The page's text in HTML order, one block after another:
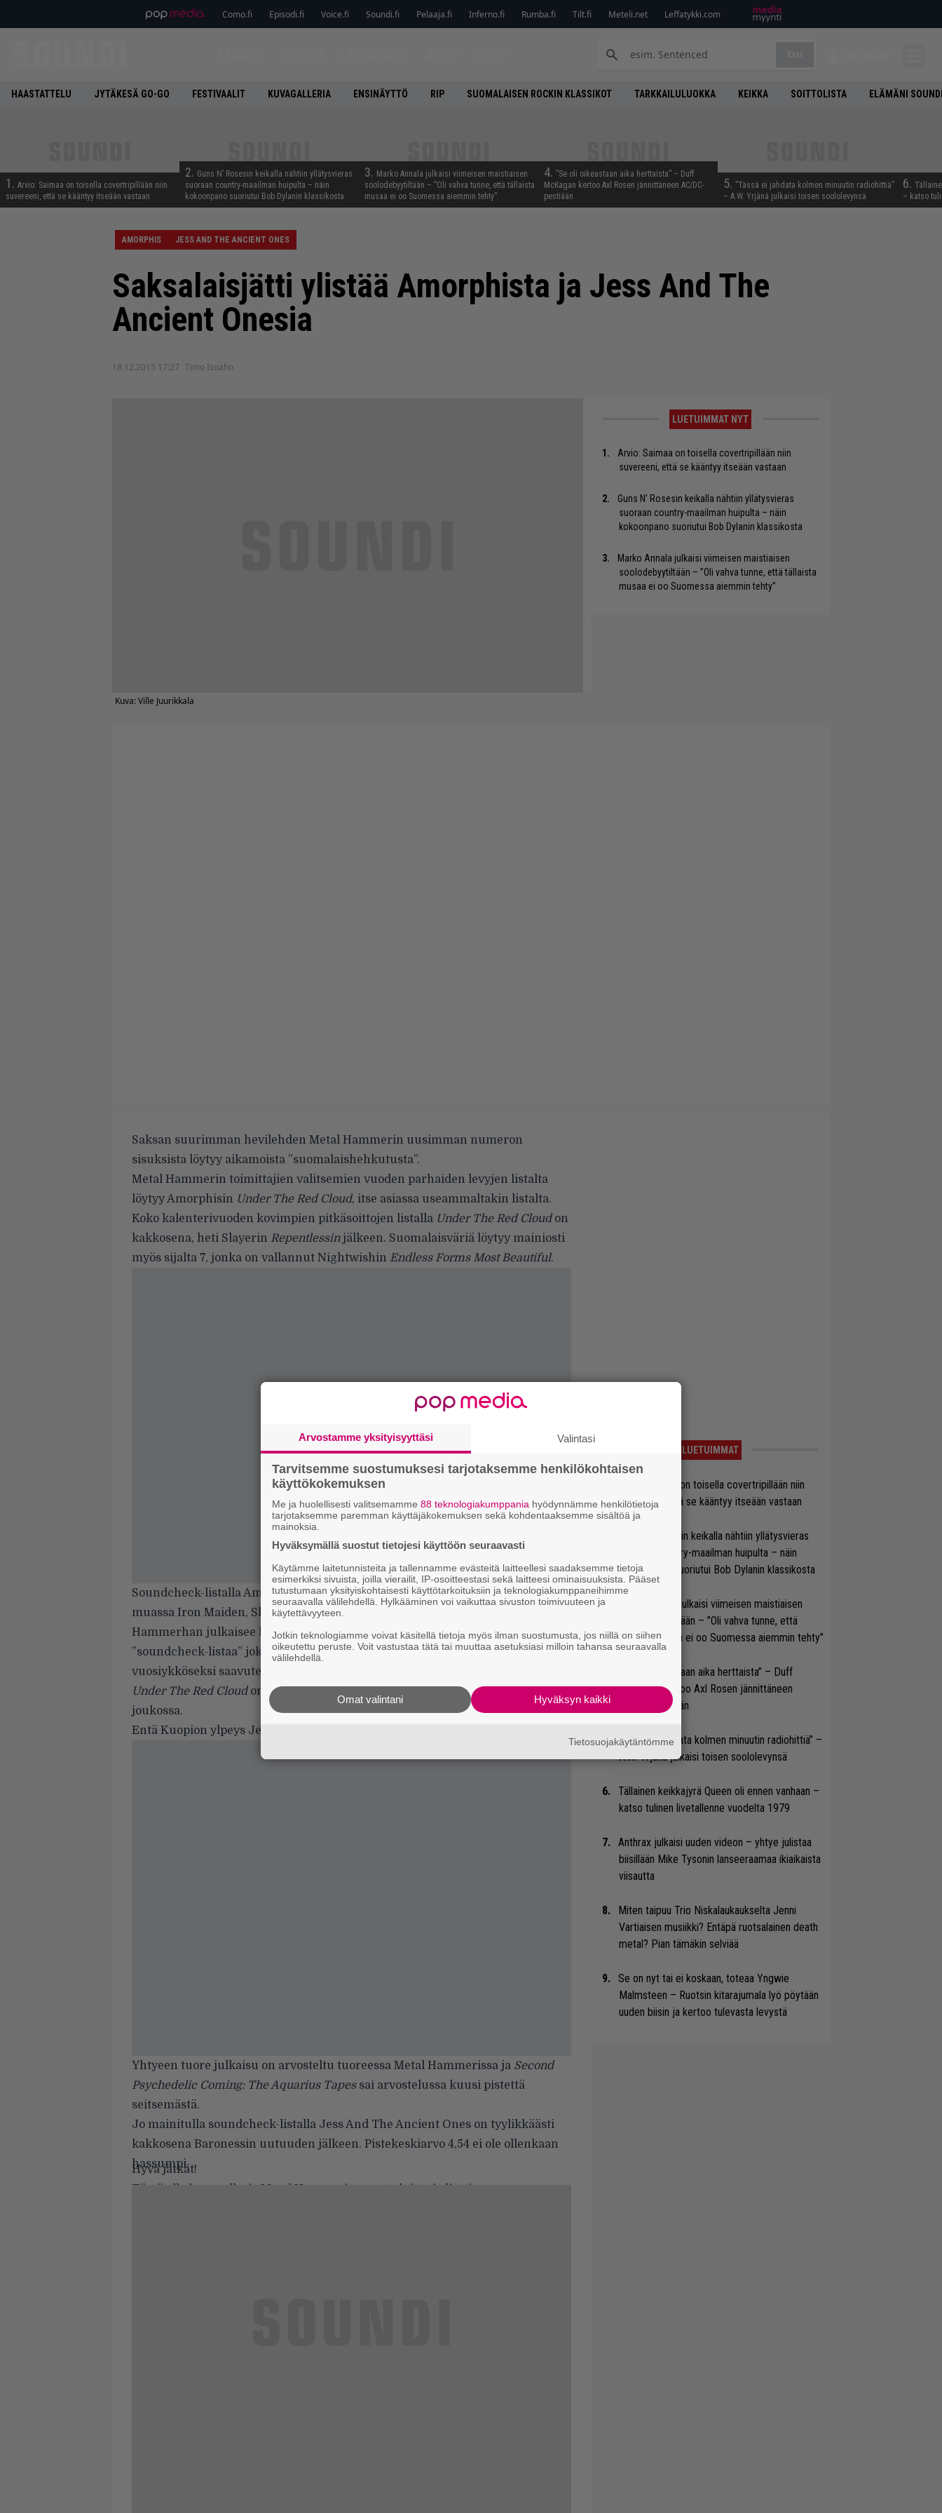
Como.fi Episodi.fi Voice.fi Soundi.fi Pelaaja.fi Inferno.fi Rumba.fi Tilt.fi Meteli.net Leffatykki.com
HAASTATTELU JYTÄKESÄ GO-GO FESTIVAALIT KUVAGALLERIA ENSINÄYTTÖ RIP SUOMALAISEN ROCKIN KLASSIKOT TARKKAILULUOKKA KEIKKA SOITTOLISTA ELÄMÄNI
1. Arvio: Saimaa on toisella covertripillään niin
suvereeni, että se kääntyy itseään vastaan
2. Guns N’ Rosesin keikalla nähtiin yllätysvieras
suoraan country-maailman huipulta – näin
kokoonpano suoriutui Bob Dylanin klassikosta
3. Marko Annala julkaisi viimeisen maistiaisen
soolodebyytiltään – ”Oli vahva tunne, että tällaista
musaa ei oo Suomessa aiemmin tehty”
4. ”Se oli oikeastaan aika herttaista” – Duff
McKagan kertoo Axl Rosen jännittäneen AC/DC-
pestiään
5. ”Tässä ei jahdata kolmen minuutin radiohittiä”
– A.W. Yrjänä julkaisi toisen soololevynsä
6.
– katso
AMORPHIS JESS AND THE ANCIENT ONES
Saksalaisjätti ylistää Amorphista ja Jess And The
Ancient Onesia
18.12.2015 17:27 Timo Isoaho
Kuva: Ville Juurikkala
LUETUIMMAT NYT
Arvio: Saimaa on toisella covertripillään niin
suvereeni, että se kääntyy itseään vastaan
Guns N’ Rosesin keikalla nähtiin yllätysvieras
suoraan country-maailman huipulta – näin
kokoonpano suoriutui Bob Dylanin klassikosta
Marko Annala julkaisi viimeisen maistiaisen
soolodebyytiltään – ”Oli vahva tunne, että tällaista
musaa ei oo Suomessa aiemmin tehty”
Saksan suurimman hevilehden Metal Hammerin uusimman numeron
sisuksista löytyy aikamoista ”suomalaishehkutusta”.
Metal Hammerin toimittajien valitsemien vuoden parhaiden levyjen listalta
löytyy Amorphisin Under The Red Cloud, itse asiassa useammaltakin listalta.
Koko kalenterivuoden kovimpien pitkäsoittojen listalla Under The Red Cloud on
kakkosena, heti Slayerin Repentlessinjälkeen. Suomalaisväriä löytyy mainiosti
myös sijalta 7, jonka on vallannut Nightwishin Endless Forms Most Beautiful.
Soundcheck-listalla Amorphis on komeasti paalupaikalla. Taakse jäivät muun
muassa Iron Maiden, Slayer, Ghost, Motörhead ja Faith No More. Metal
Hammerhan julkaisee kaikkien toimittajiensa arvioista koostettua
”soundcheck-listaa” joka kuukausi ja Amorphis nousi tämän listan
vuosiykköseksi saavutettuaan loistavan pistekeskiarvon 5,5 (maksimi on 7).
Under The Red Cloud on paalulla myös dark/gothic/symphonic -levyen
joukossa.
Entä Kuopion ylpeys Jess And The Ancient Ones?
Yhtyeen tuore julkaisu on arvosteltu tuoreessa Metal Hammerissa ja Second
Psychedelic Coming: The Aquarius Tapessai arvostelussa kuusi pistettä
seitsemästä.
Jo mainitulla soundcheck-listalla Jess And The Ancient Ones on tyylikkäästi
kakkosena Baronessin uutuuden jälkeen. Pistekeskiarvo 4,54 ei ole ollenkaan
hassumpi.
Hyvä jätkät!
Tässä alla kuvagalleria Metal Hammerin arvosteluista ja listoista:
LUETUIMMAT
Arvio: Saimaa on toisella covertripillään niin
suvereeni, että se kääntyy itseään vastaan
Guns N’ Rosesin keikalla nähtiin yllätysvieras
suoraan country-maailman huipulta – näin
kokoonpano suoriutui Bob Dylanin klassikosta
Marko Annala julkaisi viimeisen maistiaisen
soolodebyytiltään – ”Oli vahva tunne, että
tällaista musaa ei oo Suomessa aiemmin tehty”
”Se oli oikeastaan aika herttaista” – Duff
McKagan kertoo Axl Rosen jännittäneen
AC/DC-pestiään
”Tässä ei jahdata kolmen minuutin radiohittiä” –
A.W. Yrjänä julkaisi toisen soololevynsä
Tällainen keikkajyrä Queen oli ennen vanhaan –
katso tulinen livetallenne vuodelta 1979
Anthrax julkaisi uuden videon – yhtye julistaa
biisillään Mike Tysonin lanseeraamaa ikiaikaista
viisautta
Miten taipuu Trio Niskalaukaukselta Jenni
Vartiaisen musiikki? Entäpä ruotsalainen death
metal? Pian tämäkin selviää
Se on nyt tai ei koskaan, toteaa Yngwie
Malmsteen – Ruotsin kitarajumala lyö pöytään
uuden biisin ja kertoo tulevasta levystä
Arvostamme yksityisyyttäsi Valintasi
Tarvitsemme suostumuksesi tarjotaksemme henkilökohtaisen
käyttökokemuksen
Me ja huolellisesti valitsemamme 88 teknologiakumppania hyödynnämme henkilötietoja
tarjotaksemme paremman käyttäjäkokemuksen sekä kohdentaaksemme sisältöä ja
mainoksia.
Hyväksymällä suostut tietojesi käyttöön seuraavasti
Käytämme laitetunnisteita ja tallennamme evästeitä laitteellesi saadaksemme tietoja
esimerkiksi sivuista, joilla vierailit, IP-osoitteestasi sekä laitteesi ominaisuuksista. Pääset
tutustumaan yksityiskohtaisesti käyttötarkoituksiin ja teknologiakumppaneihimme
seuraavalla välilehdellä. Hylkääminen voi vaikuttaa sivuston toimivuuteen ja
käytettävyyteen.
Jotkin teknologiamme voivat käsitellä tietoja myös ilman suostumusta, jos niillä on siihen
oikeutettu peruste. Voit vastustaa tätä tai muuttaa asetuksiasi milloin tahansa seuraavalla
välilehdellä.
Hyväksyn kaikki
Omat valintani
Tietosuojakäytäntömme